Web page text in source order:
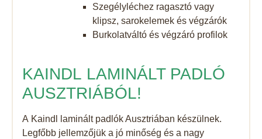
Szegélyléchez ragasztó vagy
klipsz, sarokelemek és végzárók
Burkolatváltó és végzáró profilok
KAINDL LAMINÁLT PADLÓ
AUSZTRIÁBÓL!
A Kaindl laminált padlók Ausztriában készülnek.
Legfőbb jellemzőjük a jó minőség és a nagy